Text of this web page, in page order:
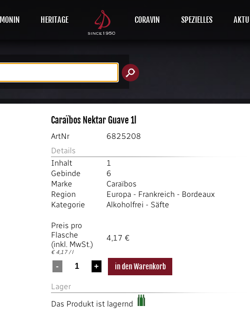
MONIN HERITAGE CORAVIN SPEZIELLES
Caraïbos Nektar Guave 1l
ArtNr
6825208
Details
Inhalt
1
Gebinde
6
Marke
Caraïbos
Region
Europa - Frankreich - Bordeaux
Kategorie
Alkoholfrei - Säfte
Preis pro
Flasche
(inkl. MwSt.)
€ 4,17 / l
4,17 €
Lager
Das Produkt ist lagernd